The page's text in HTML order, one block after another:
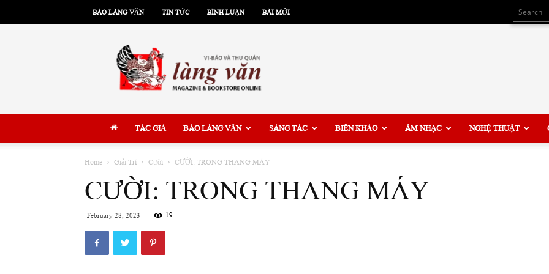
BÁO LÀNG VĂN TIN TỨC BÌNH LUẬN BÀI MỚI
Văn
TÁC GIẢ BÁO LÀNG VĂN SÁNG TÁC BIÊN KHẢO ÂM NHẠC NGHỆ THUẬT
Home Giải Trí Cười CƯỜI: TRONG THANG MÁY
CƯỜI: TRONG THANG MÁY
February 28, 2023 19